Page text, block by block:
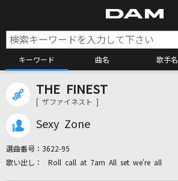
キーワード 曲名 歌手名
THE FINEST
[ ザファイネスト ]
Sexy Zone
選曲番号： 3622-95
Roll call at 7am All set we're all